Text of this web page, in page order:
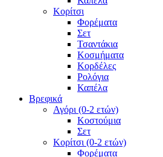
Κορίτσι
Φορέματα
Σετ
Τσαντάκια
Κοσμήματα
Κορδέλες
Ρολόγια
Καπέλα
Βρεφικά
Αγόρι (0-2 ετών)
Κοστούμια
Σετ
Κορίτσι (0-2 ετών)
Φορέματα